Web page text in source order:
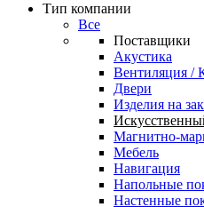
Тип компании
Все
Поставщики
Акустика
Вентиляция /
Двери
Изделия на
Магнитно-
Мебель
Навигация
Напольные
Настенные